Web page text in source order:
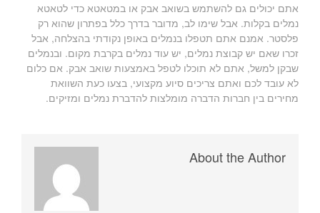
אתם יכולים גם להשתמש בשואב אבק או במטאטא כדי לטאטא
נמלים בקלות. אבל שימו לב, מדובר בדרך כלל בפתרון שהוא רק
פלסטר. אמנם אתם תטפלו בנמלים באופן נקודתי בהצלחה, אבל
זכרו שאם יש קבוצת נמלים, יש עוד נמלים בקרבת מקום. ובנמלים
שבקן למשל, אתם לא תוכלו לטפל באמצעות שואב אבק. אם כלום
לא עובד לכם ואתם צריכים סיוע מקצועי, בצעו כעת השוואת
מחירים בין חברות הדברה מומלצות להדברת נמלים ומזיקים.
About the Author